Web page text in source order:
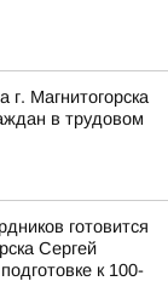
г. Магнитогорска
в трудовом
готовится
Сергей
к 100-